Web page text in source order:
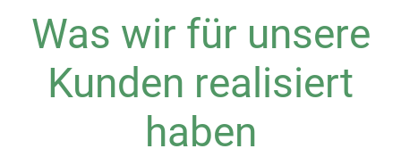
Was wir für unsere
Kunden realisiert
haben